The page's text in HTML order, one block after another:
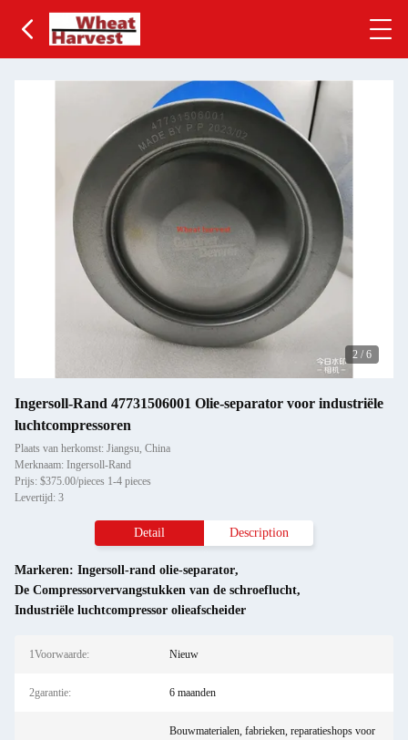
2 / 6
Ingersoll-Rand 47731506001 Olie-separator voor industriële
luchtcompressoren
Plaats van herkomst: Jiangsu, China
Merknaam: Ingersoll-Rand
Prijs: $375.00/pieces 1-4 pieces
Levertijd: 3
Detail Description
Markeren: Ingersoll-rand olie-separator,
De Compressorvervangstukken van de schroeflucht,
Industriële luchtcompressor olieafscheider
1Voorwaarde: Nieuw
2garantie: 6 maanden
Bouwmaterialen, fabrieken, reparatieshops voor